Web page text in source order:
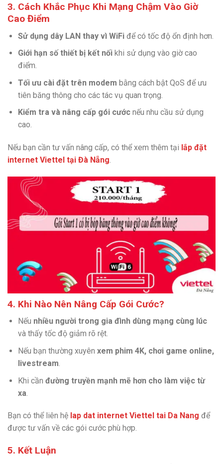
3. Cách Khắc Phục Khi Mạng Chậm Vào Giờ
Cao Điểm
Sử dụng dây LAN thay vì WiFiđể có tốc độ ổn định hơn.
Giới hạn số thiết bị kết nốikhi sử dụng vào giờ cao
điểm.
Tối ưu cài đặt trên modem bằng cách bật QoS để ưu
tiên băng thông cho các tác vụ quan trọng.
Kiểm tra và nâng cấp gói cướcnếu nhu cầu sử dụng
cao.
Nếu bạn cần tư vấn nâng cấp, có thể xem thêm tại lắp đặt
internet Viettel tại Đà Nẵng.
4. Khi Nào Nên Nâng Cấp Gói Cước?
Nếu nhiều người trong gia đình dùng mạng cùng lúc
và thấy tốc độ giảm rõ rệt.
Nếu bạn thường xuyên xem phim 4K, chơi game online,
livestream.
Khi cần đường truyền mạnh mẽ hơn cho làm việc từ
xa
Bạn có thể liên hệ lap dat internet Viettel tai Da Nang để
được tư vấn về các gói cước phù hợp.
5. Kết Luận